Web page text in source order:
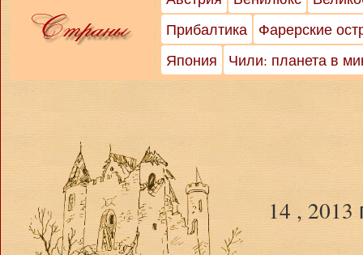
Прибалтика
Фарерские
Япония
Чили: планета в
14 ,